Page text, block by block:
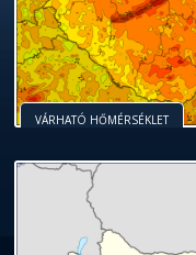
VÁRHATÓ HŐMÉRSÉKLET